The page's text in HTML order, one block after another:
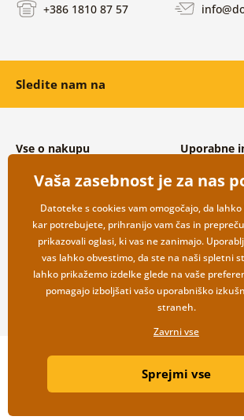
+386 1810 87 57
Sledite nam na
Vse o nakupu
Splošni in reklamacijski pogoji
Varovanje osebnih podatkov
Možnosti dostave in plačila
Vračilo blaga
Uporabne
Pogosto
Kontakti
Veleprodaja
Copyright ©2019 ©
Litvanyi.sk| Spletno
Vaša zasebnost je za nas
Datoteke s cookies vam omogočajo, da
kar potrebujete, prihranijo vam čas in
prikazovali oglasi, ki vas ne zanimajo.
vas lahko obvestimo, da ste na naši spletni
lahko prikažemo izdelke glede na vaše
pomagajo izboljšati vašo uporabniško
straneh.
Zavrni vse
Sprejmi vse